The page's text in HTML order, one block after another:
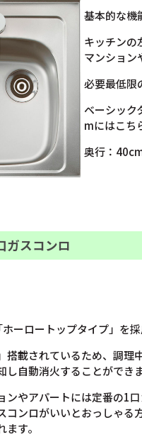
基本的な機
キッチンの
マンション
必要最低限
ベーシッ
mにはこち
奥行：
ガスコンロ
ーロートップタイプ」を採
搭載されているため、調理
自動消火することができま
ンやアパートには定番の1口
コンロがいいとおっしゃる
す。